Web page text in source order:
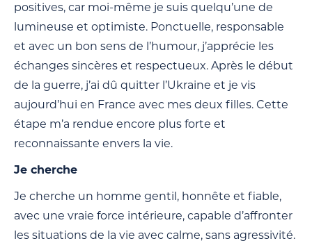
positives, car moi-même je suis quelqu’une de
lumineuse et optimiste. Ponctuelle, responsable
et avec un bon sens de l’humour, j’apprécie les
échanges sincères et respectueux. Après le début
de la guerre, j’ai dû quitter l’Ukraine et je vis
aujourd’hui en France avec mes deux filles. Cette
étape m’a rendue encore plus forte et
reconnaissante envers la vie.
Je cherche
Je cherche un homme gentil, honnête et fiable,
avec une vraie force intérieure, capable d’affronter
les situations de la vie avec calme, sans agressivité.